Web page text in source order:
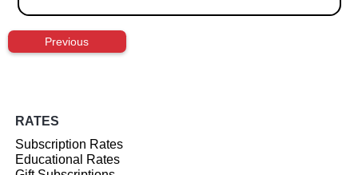
Previous
RATES
Subscription Rates
Educational Rates